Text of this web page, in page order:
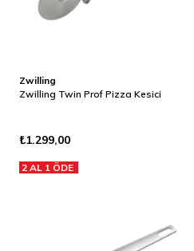
Zwilling
Zwilling Twin Prof Pizza Kesici
₺1.299,00
2 AL 1 ÖDE